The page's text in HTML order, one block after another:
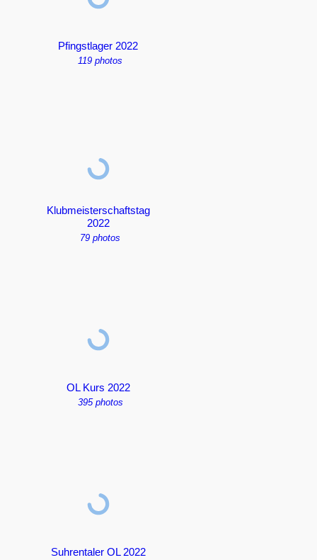
Pfingstlager 2022
119 photos
Klubmeisterschaftstag
2022
79 photos
OL Kurs 2022
395 photos
Suhrentaler OL 2022